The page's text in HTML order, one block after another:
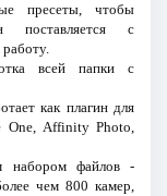
пресеты, чтобы
поставляется с
всей папки с
как плагин для
One, Affinity Photo,
набором файлов -
чем 800 камер,